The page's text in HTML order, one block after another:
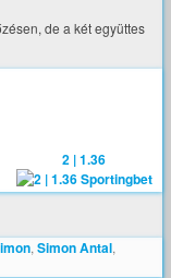
de a két együttes
2 | 1.36
, Simon Antal,